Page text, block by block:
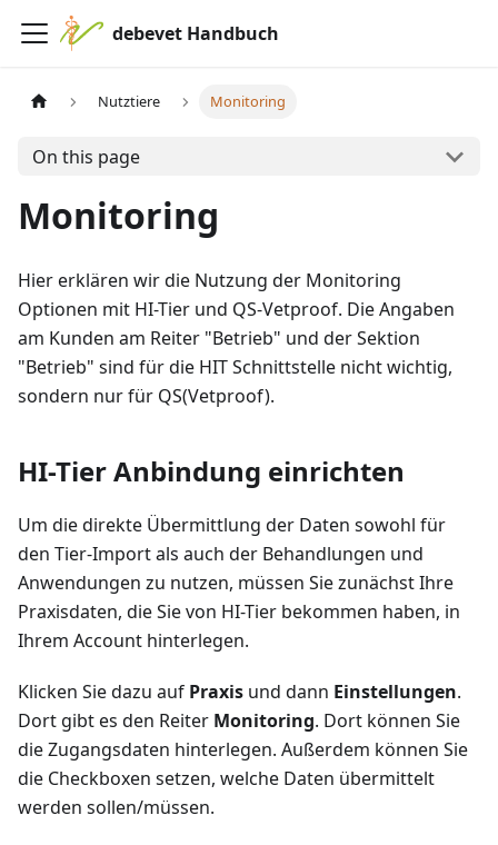
debevet Handbuch
Nutztiere Monitoring
On this page
Monitoring
Hier erklären wir die Nutzung der Monitoring
Optionen mit HI-Tier und QS-Vetproof. Die Angaben
am Kunden am Reiter "Betrieb" und der Sektion
"Betrieb" sind für die HIT Schnittstelle nicht wichtig,
sondern nur für QS(Vetproof).
HI-Tier Anbindung einrichten
Um die direkte Übermittlung der Daten sowohl für
den Tier-Import als auch der Behandlungen und
Anwendungen zu nutzen, müssen Sie zunächst Ihre
Praxisdaten, die Sie von HI-Tier bekommen haben, in
Ihrem Account hinterlegen.
Klicken Sie dazu auf Praxis und dann Einstellungen.
Dort gibt es den Reiter Monitoring. Dort können Sie
die Zugangsdaten hinterlegen. Außerdem können Sie
die Checkboxen setzen, welche Daten übermittelt
werden sollen/müssen.